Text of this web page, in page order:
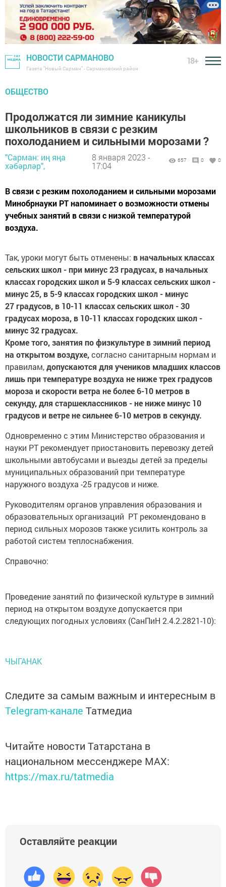
НОВОСТИ САРМАНОВО
Газета "Новый Сарман" - Сармановский район
18+
ОБЩЕСТВО
Продолжатся ли зимние каникулы
школьников в связи с резким
похолоданием и сильными морозами ?
"Сарман: иң яңа
хәбәрләр",
8 января 2023 -
17:04
657 0 0
В связи с резким похолоданием и сильными морозами
Минобрнауки РТ напоминает о возможности отмены
учебных занятий в связи с низкой температурой
воздуха.
Так, уроки могут быть отменены: в начальных классах
сельских школ - при минус 23 градусах, в начальных
классах городских школ и 5-9 классах сельских школ -
минус 25, в 5-9 классах городских школ - минус
27 градусов, в 10-11 классах сельских школ - 30
градусах мороза, в 10-11 классах городских школ -
минус 32 градусах.
Кроме того, занятия по физкультуре в зимний период
на открытом воздухе,согласно санитарным нормам и
правилам,допускаются для учеников младших классов
лишь при температуре воздуха не ниже трех градусов
мороза и скорости ветра не более 6-10 метров в
секунду, для старшеклассников - не ниже минус 10
градусов и ветре не сильнее 6-10 метров в секунду.
Одновременно с этим Министерство образования и
науки РТ рекомендует приостановить перевозку детей
школьными автобусами и выезды детей за пределы
муниципальных образований при температуре
наружного воздуха -25 градусов и ниже.
Руководителям органов управления образования и
образовательных организаций РТ рекомендовано в
период сильных морозов также усилить контроль за
работой систем теплоснабжения.
Справочно:
Проведение занятий по физической культуре в зимний
период на открытом воздухе допускается при
следующих погодных условиях (СанПиН 2.4.2.2821-10):
ЧЫГАНАК
Следите за самым важным и интересным в
Telegram-канале Татмедиа
Читайте новости Татарстана в
национальном мессенджере MАХ:
https://max.ru/tatmedia
Оставляйте реакции